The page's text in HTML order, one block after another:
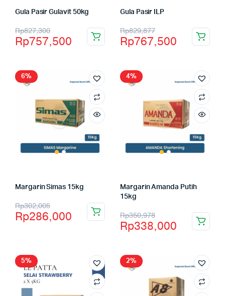
Gula Pasir Gulavit 50kg
Rp827,300
Rp757,500
Gula Pasir ILP
Rp829,877
Rp767,500
6%
Margarin Simas 15kg
Rp302,005
Rp286,000
4%
Margarin Amanda Putih
15kg
Rp350,978
Rp338,000
5% 2%